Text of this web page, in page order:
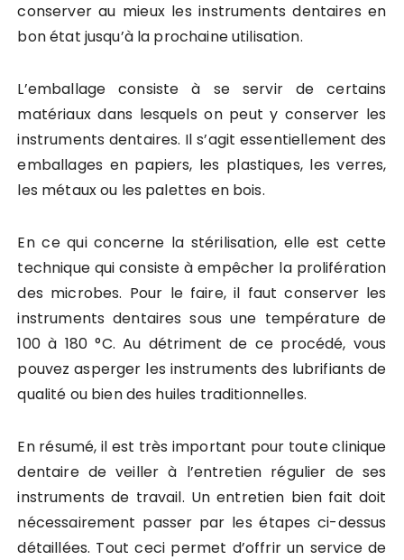
conserver au mieux les instruments dentaires en
bon état jusqu’à la prochaine utilisation.
L’emballage consiste à se servir de certains
matériaux dans lesquels on peut y conserver les
instruments dentaires. Il s’agit essentiellement des
emballages en papiers, les plastiques, les verres,
les métaux ou les palettes en bois.
En ce qui concerne la stérilisation, elle est cette
technique qui consiste à empêcher la prolifération
des microbes. Pour le faire, il faut conserver les
instruments dentaires sous une température de
100 à 180 °C. Au détriment de ce procédé, vous
pouvez asperger les instruments des lubrifiants de
qualité ou bien des huiles traditionnelles.
En résumé, il est très important pour toute clinique
dentaire de veiller à l’entretien régulier de ses
instruments de travail. Un entretien bien fait doit
nécessairement passer par les étapes ci-dessus
détaillées. Tout ceci permet d’offrir un service de